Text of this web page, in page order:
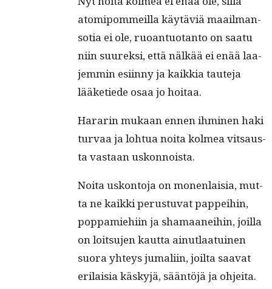
atom­ipom­meil­la käytäviä maail­man­
so­tia ei ole, ruoan­tuotan­to on saatu
niin suurek­si, että nälkää ei enää laa­
jem­min esi­in­ny ja kaikkia taute­ja
lääketiede osaa jo hoitaa.
Hararin mukaan ennen ihmi­nen haki
tur­vaa ja lohtua noi­ta kolmea vit­saus­
ta vas­taan uskonnoista.
Noi­ta uskon­to­ja on mon­en­laisia, mut­
ta ne kaik­ki perus­tu­vat pappei­hin,
pop­pamiehi­in ja shamaanei­hin, joil­la
on loit­su­jen kaut­ta ain­ut­laa­tu­inen
suo­ra yhteys jumali­in, joil­ta saa­vat
eri­laisia käskyjä, sään­töjä ja ohjeita.